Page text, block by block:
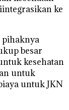
ke
pihaknya
besar
kesehatan
untuk
untuk JKN